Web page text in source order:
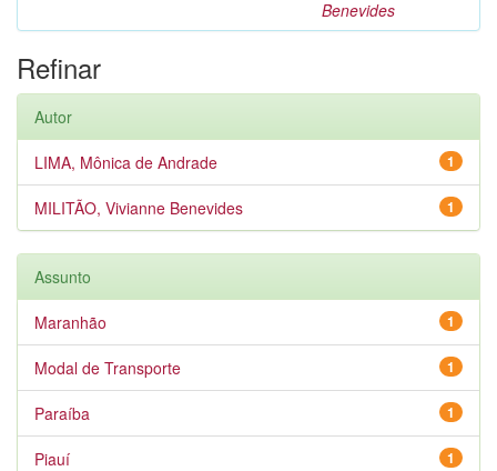
Benevides
Refinar
Autor
1
LIMA, Mônica de Andrade
1
MILITÃO, Vivianne Benevides
Assunto
1
Maranhão
1
Modal de Transporte
1
Paraíba
1
Piauí